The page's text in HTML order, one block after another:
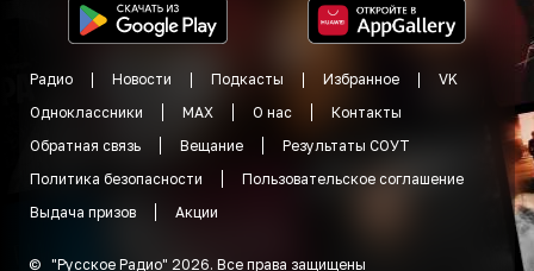
Радио Новости Подкасты Избранное
VK
Одноклассники
MAX О нас
Контакты
Обратная связь
Вещание
Результаты СОУТ
Политика безопасности
Пользовательское соглашение
Выдача призов
Акции
© "Русское Радио" 2026. Все права защищены